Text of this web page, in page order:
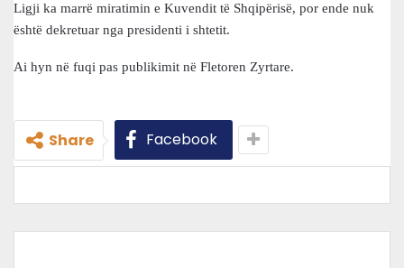
Ligji ka marrë miratimin e Kuvendit të Shqipërisë, por ende nuk
është dekretuar nga presidenti i shtetit.
Ai hyn në fuqi pas publikimit në Fletoren Zyrtare.
Share Facebook